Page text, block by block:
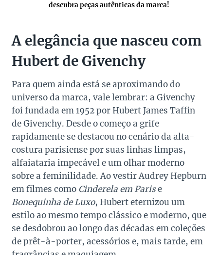
descubra peças autênticas da marca!
A elegância que nasceu com
Hubert de Givenchy
Para quem ainda está se aproximando do
universo da marca, vale lembrar: a Givenchy
foi fundada em 1952 por Hubert James Taffin
de Givenchy. Desde o começo a grife
rapidamente se destacou no cenário da alta-
costura parisiense por suas linhas limpas,
alfaiataria impecável e um olhar moderno
sobre a feminilidade. Ao vestir Audrey Hepburn
em filmes como Cinderela em Parise
Bonequinha de Luxo, Hubert eternizou um
estilo ao mesmo tempo clássico e moderno, que
se desdobrou ao longo das décadas em coleções
de prêt-à-porter, acessórios e, mais tarde, em